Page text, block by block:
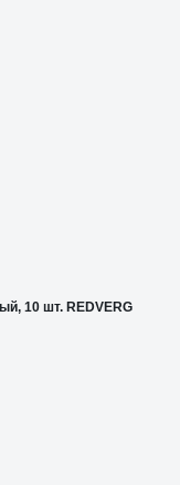
10 шт. REDVERG